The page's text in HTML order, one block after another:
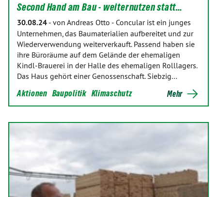
Second Hand am Bau - weiternutzen statt…
30.08.24 - von Andreas Otto - Concular ist ein junges
Unternehmen, das Baumaterialien aufbereitet und zur
Wiederverwendung weiterverkauft. Passend haben sie
ihre Büroräume auf dem Gelände der ehemaligen
Kindl-Brauerei in der Halle des ehemaligen Rolllagers.
Das Haus gehört einer Genossenschaft. Siebzig…
Aktionen Baupolitik Klimaschutz Mehr